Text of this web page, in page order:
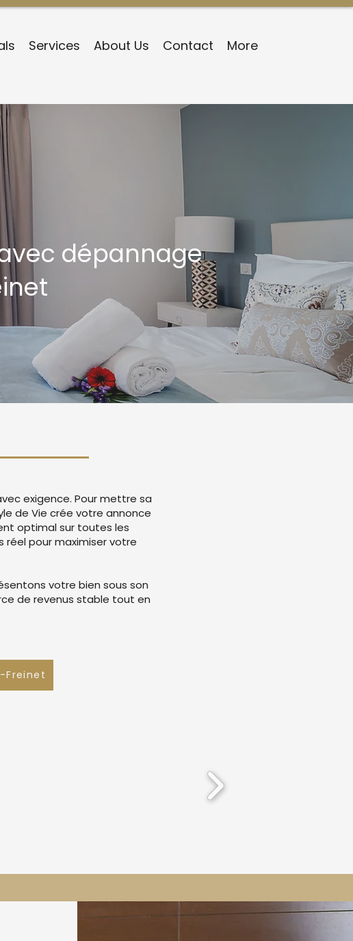
Services About Us Contact More
dépannage
exigence. Pour mettre sa
de Vie crée votre annonce
optimal sur toutes les
pour maximiser votre
votre bien sous son
de revenus stable tout en
Freinet